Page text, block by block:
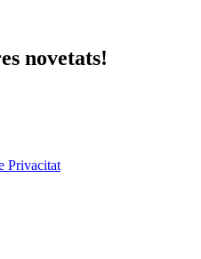
novetats!
Privacitat